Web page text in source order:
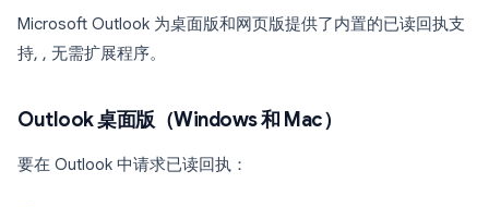
Microsoft Outlook 为桌面版和网页版提供了内置的已读回执支
持, , 无需扩展程序。
Outlook 桌面版（Windows 和 Mac）
要在 Outlook 中请求已读回执：